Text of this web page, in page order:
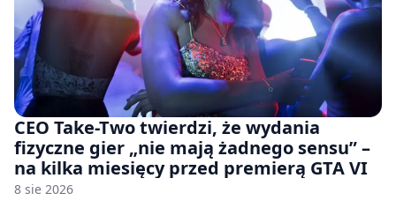
CEO Take-Two twierdzi, że wydania
fizyczne gier „nie mają żadnego sensu” –
na kilka miesięcy przed premierą GTA VI
8 sie 2026